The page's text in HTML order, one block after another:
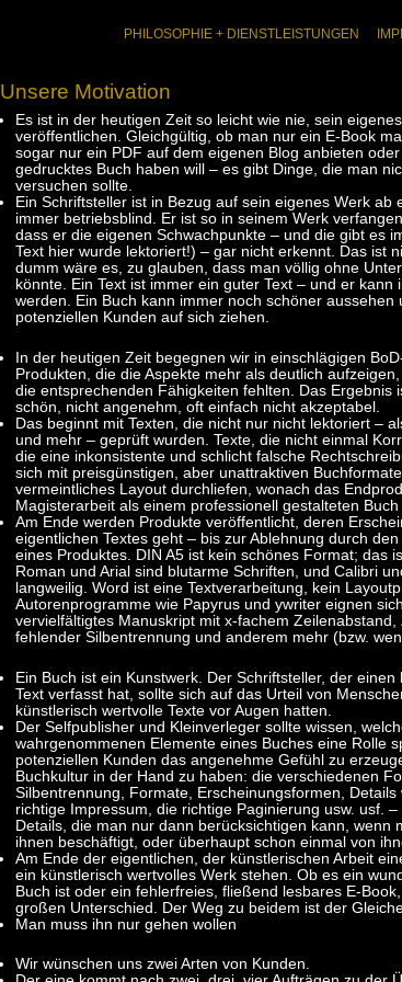
PHILOSOPHIE + DIENSTLEISTUNGEN
Unsere Motivation
Es ist in der heutigen Zeit so leicht wie nie, sein
veröffentlichen. Gleichgültig, ob man nur ein E-Book
sogar nur ein PDF auf dem eigenen Blog anbieten
gedrucktes Buch haben will – es gibt Dinge, die man
versuchen sollte.
Ein Schriftsteller ist in Bezug auf sein eigenes Werk ab
immer betriebsblind. Er ist so in seinem Werk
dass er die eigenen Schwachpunkte – und die gibt es
Text hier wurde lektoriert!) – gar nicht erkennt. Das ist
dumm wäre es, zu glauben, dass man völlig ohne
könnte. Ein Text ist immer ein guter Text – und er kann
werden. Ein Buch kann immer noch schöner aussehen
potenziellen Kunden auf sich ziehen.
In der heutigen Zeit begegnen wir in einschlägigen
Produkten, die die Aspekte mehr als deutlich
die entsprechenden Fähigkeiten fehlten. Das Ergebnis
schön, nicht angenehm, oft einfach nicht akzeptabel.
Das beginnt mit Texten, die nicht nur nicht lektoriert –
und mehr – geprüft wurden. Texte, die nicht einmal
die eine inkonsistente und schlicht falsche
sich mit preisgünstigen, aber unattraktiven
vermeintliches Layout durchliefen, wonach das
Magisterarbeit als einem professionell gestalteten Buch
Am Ende werden Produkte veröffentlicht, deren
eigentlichen Textes geht – bis zur Ablehnung durch
eines Produktes. DIN A5 ist kein schönes Format; das
Roman und Arial sind blutarme Schriften, und Calibri
langweilig. Word ist eine Textverarbeitung, kein
Autorenprogramme wie Papyrus und ywriter eignen
vervielfältigtes Manuskript mit x-fachem Zeilenabstand,
fehlender Silbentrennung und anderem mehr (bzw.
Ein Buch ist ein Kunstwerk. Der Schriftsteller, der einen
Text verfasst hat, sollte sich auf das Urteil von
künstlerisch wertvolle Texte vor Augen hatten.
Der Selfpublisher und Kleinverleger sollte wissen,
wahrgenommenen Elemente eines Buches eine Rolle
potenziellen Kunden das angenehme Gefühl zu
Buchkultur in der Hand zu haben: die verschiedenen
Silbentrennung, Formate, Erscheinungsformen, Details
richtige Impressum, die richtige Paginierung usw. usf.
Details, die man nur dann berücksichtigen kann, wenn
ihnen beschäftigt, oder überhaupt schon einmal von
Am Ende der eigentlichen, der künstlerischen Arbeit
ein künstlerisch wertvolles Werk stehen. Ob es ein
Buch ist oder ein fehlerfreies, fließend lesbares E-
großen Unterschied. Der Weg zu beidem ist der
Man muss ihn nur gehen wollen
Wir wünschen uns zwei Arten von Kunden.